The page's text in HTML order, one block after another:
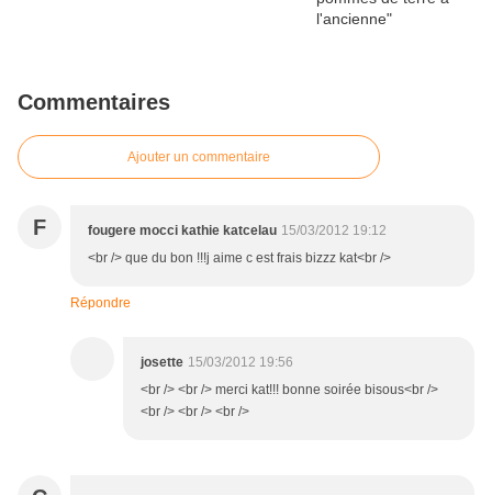
Commentaires
Ajouter un commentaire
F fougere mocci kathie katcelau 15/03/2012 19:12
<br /> que du bon !!!j aime c est frais bizzz kat<br />
Répondre
josette 15/03/2012 19:56
<br /> <br /> merci kat!!! bonne soirée bisous<br />
<br /> <br /> <br />